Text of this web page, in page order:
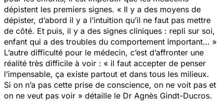
dépistent les premiers signes. « Il y a des moyens de
dépister, d’abord il y a l’intuition qu’il ne faut pas mettre
de côté. Et puis, il y a des signes cliniques : repli sur soi,
enfant qui a des troubles du comportement important… »
L’autre difficulté pour le médecin, c’est d’affronter une
réalité très difficile à voir : « il faut accepter de penser
l’impensable, ça existe partout et dans tous les milieux.
Si on n’a pas cette prise de conscience, on ne voit pas et
on ne veut pas voir » détaille le Dr Agnès Gindt-Ducros.